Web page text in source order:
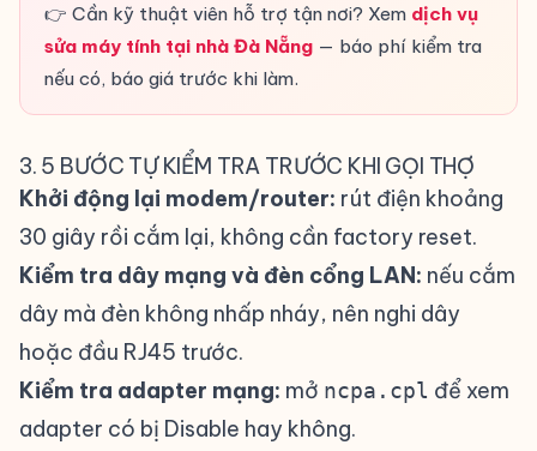
👉 Cần kỹ thuật viên hỗ trợ tận nơi? Xem dịch vụ
sửa máy tính tại nhà Đà Nẵng — báo phí kiểm tra
nếu có, báo giá trước khi làm.
3. 5 BƯỚC TỰ KIỂM TRA TRƯỚC KHI GỌI THỢ
Khởi động lại modem/router: rút điện khoảng
30 giây rồi cắm lại, không cần factory reset.
Kiểm tra dây mạng và đèn cổng LAN: nếu cắm
dây mà đèn không nhấp nháy, nên nghi dây
hoặc đầu RJ45 trước.
Kiểm tra adapter mạng: mở ncpa.cpl để xem
adapter có bị Disable hay không.